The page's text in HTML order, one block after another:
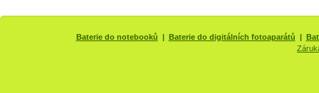
Baterie do notebooků | Baterie do digitálních fotoaparátů |